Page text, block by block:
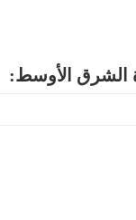
الشرق الأوسط: